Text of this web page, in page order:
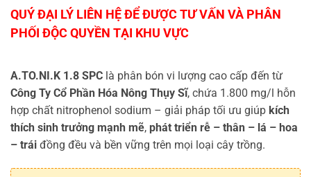
A.TO.NI.K 1.8 SPC là phân bón vi lượng cao cấp đến từ
Công Ty Cổ Phần Hóa Nông Thụy Sĩ, chứa 1.800 mg/l hỗn
hợp chất nitrophenol sodium – giải pháp tối ưu giúp kích
thích sinh trưởng mạnh mẽ, phát triển rễ – thân – lá – hoa
– trái đồng đều và bền vững trên mọi loại cây trồng.